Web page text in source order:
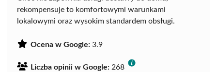
rekompensuje to komfortowymi warunkami
lokalowymi oraz wysokim standardem obsługi.
Ocena w Google: 3.9
Liczba opinii w Google: 268